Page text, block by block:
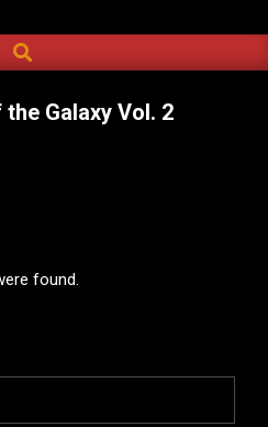
SEARCH
Galaxy Vol. 2
found.